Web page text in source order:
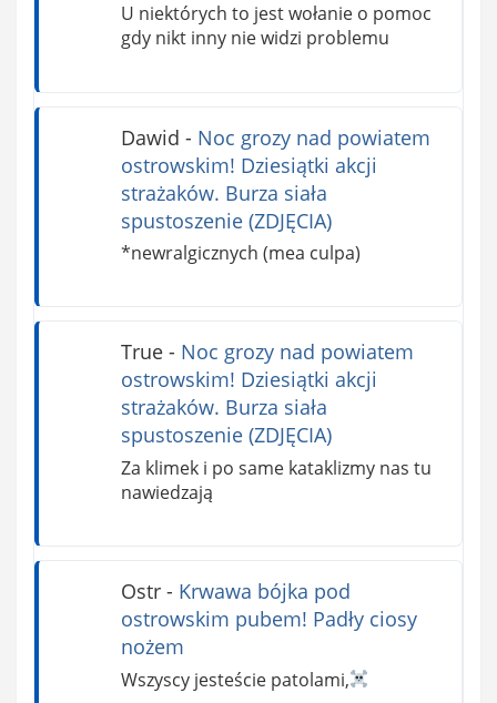
U niektórych to jest wołanie o pomoc
gdy nikt inny nie widzi problemu
Dawid - Noc grozy nad powiatem
ostrowskim! Dziesiątki akcji
strażaków. Burza siała
spustoszenie (ZDJĘCIA)
*newralgicznych (mea culpa)
True- Noc grozy nad powiatem
ostrowskim! Dziesiątki akcji
strażaków. Burza siała
spustoszenie (ZDJĘCIA)
Za klimek i po same kataklizmy nas tu
nawiedzają
Ostr- Krwawa bójka pod
ostrowskim pubem! Padły ciosy
nożem
Wszyscy jesteście patolami,